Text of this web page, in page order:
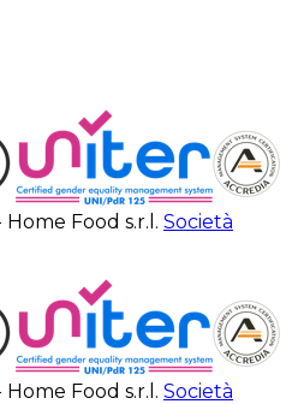
Food s.r.l. Società
Food s.r.l. Società